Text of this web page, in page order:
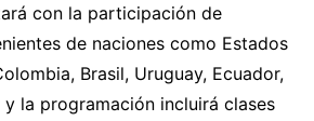
con la participación de
de naciones como Estados
Brasil, Uruguay, Ecuador,
y la programación incluirá clases